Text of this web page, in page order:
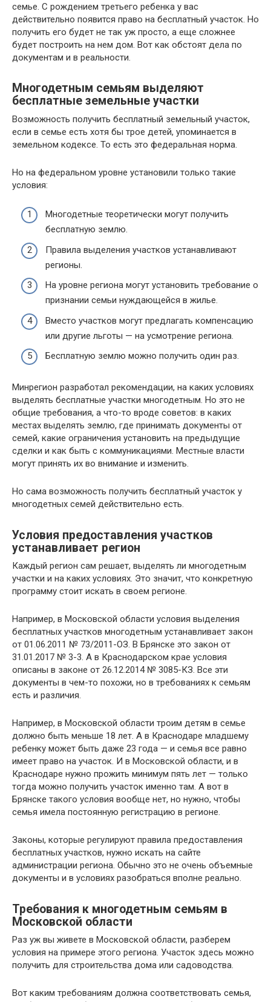
семье. С рождением третьего ребенка у вас
действительно появится право на бесплатный участок. Но
получить его будет не так уж просто, а еще сложнее
будет построить на нем дом. Вот как обстоят дела по
документам и в реальности.
Многодетным семьям выделяют
бесплатные земельные участки
Возможность получить бесплатный земельный участок,
если в семье есть хотя бы трое детей, упоминается в
земельном кодексе. То есть это федеральная норма.
Но на федеральном уровне установили только такие
условия:
Многодетные теоретически могут получить
бесплатную землю.
Правила выделения участков устанавливают
регионы.
На уровне региона могут установить требование о
признании семьи нуждающейся в жилье.
Вместо участков могут предлагать компенсацию
или другие льготы — на усмотрение региона.
Бесплатную землю можно получить один раз.
Минрегион разработал рекомендации, на каких условиях
выделять бесплатные участки многодетным. Но это не
общие требования, а что-то вроде советов: в каких
местах выделять землю, где принимать документы от
семей, какие ограничения установить на предыдущие
сделки и как быть с коммуникациями. Местные власти
могут принять их во внимание и изменить.
Но сама возможность получить бесплатный участок у
многодетных семей действительно есть.
Условия предоставления участков
устанавливает регион
Каждый регион сам решает, выделять ли многодетным
участки и на каких условиях. Это значит, что конкретную
программу стоит искать в своем регионе.
Например, в Московской области условия выделения
бесплатных участков многодетным устанавливает закон
от 01.06.2011 № 73/2011-ОЗ. В Брянске это закон от
31.01.2017 № 3-3. А в Краснодарском крае условия
описаны в законе от 26.12.2014 № 3085-КЗ. Все эти
документы в чем-то похожи, но в требованиях к семьям
есть и различия.
Например, в Московской области троим детям в семье
должно быть меньше 18 лет. А в Краснодаре младшему
ребенку может быть даже 23 года — и семья все равно
имеет право на участок. И в Московской области, и в
Краснодаре нужно прожить минимум пять лет — только
тогда можно получить участок именно там. А вот в
Брянске такого условия вообще нет, но нужно, чтобы
семья имела постоянную регистрацию в регионе.
Законы, которые регулируют правила предоставления
бесплатных участков, нужно искать на сайте
администрации региона. Обычно это не очень объемные
документы и в условиях разобраться вполне реально.
Требования к многодетным семьям в
Московской области
Раз уж вы живете в Московской области, разберем
условия на примере этого региона. Участок здесь можно
получить для строительства дома или садоводства.
Вот каким требованиям должна соответствовать семья,